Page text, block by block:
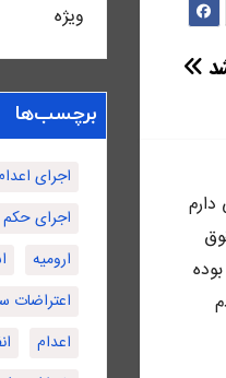
دارم
ویژه
برچسب‌ها
اجرای
اجرای
ارومیه
اعتراضات
اعدام